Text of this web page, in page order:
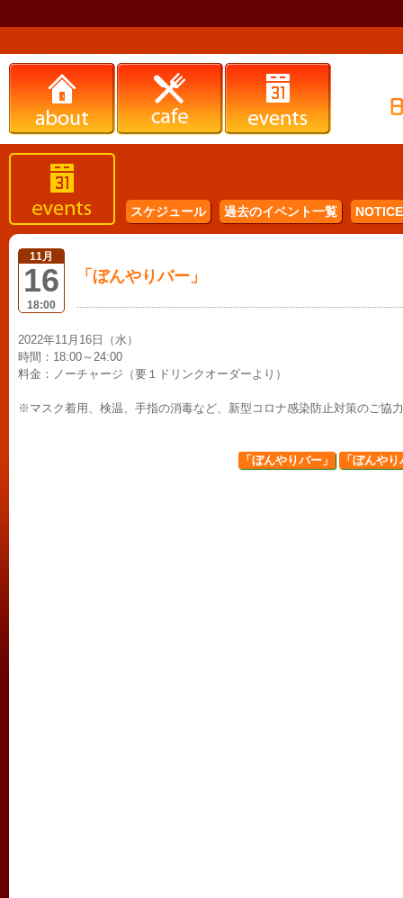
スケジュール 過去のイベント一覧
11月
16
18:00
「ぼんやりバー」
2022年11月16日（水）
時間：18:00～24:00
料金：ノーチャージ（要１ドリンクオーダーより）
※マスク着用、検温、手指の消毒など、新型コロナ感染防止対策のご協
「ぼんやりバー」 「ぼんや